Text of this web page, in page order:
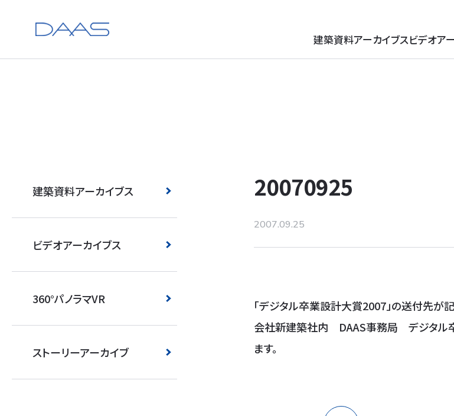
建築資料アーカイブスビデオア
建築資料アーカイブス
ビデオアーカイブス
360°パノラマVR
ストーリーアーカイブ
20070925
2007.09.25
「デジタル卒業設計大賞2007」の送付先
会社新建築社内 DAAS事務局 デジタル
ます。